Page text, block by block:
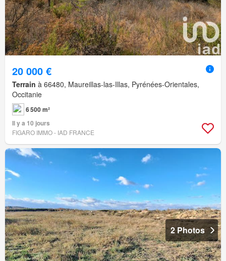
20 000 €
Terrain à 66480, Maureillas-las-Illas, Pyrénées-Orientales,
Occitanie
6 500 m²
Il y a 10 jours
FIGARO IMMO - IAD FRANCE
2 Photos